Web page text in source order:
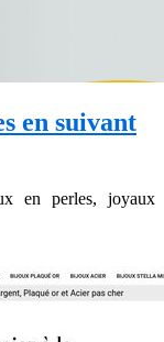
en suivant
en perles, joyaux